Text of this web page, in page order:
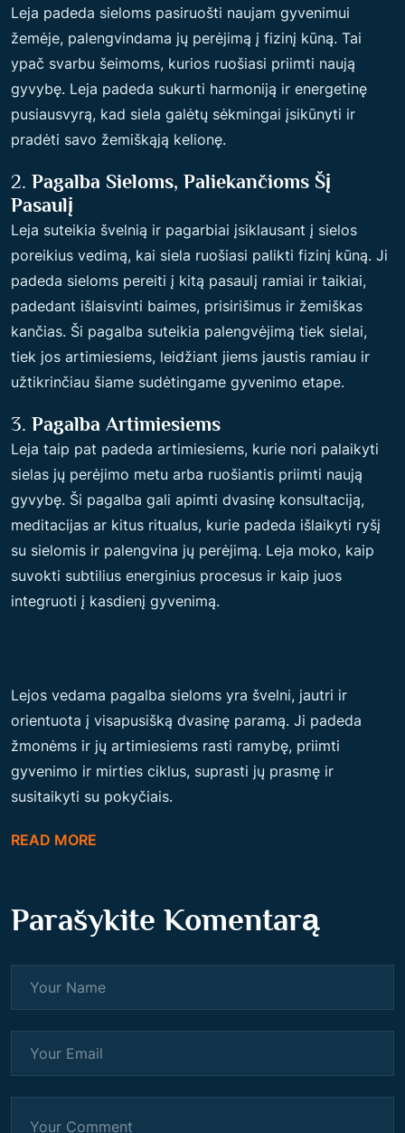
Leja padeda sieloms pasiruošti naujam gyvenimui
žemėje, palengvindama jų perėjimą į fizinį kūną. Tai
ypač svarbu šeimoms, kurios ruošiasi priimti naują
gyvybę. Leja padeda sukurti harmoniją ir energetinę
pusiausvyrą, kad siela galėtų sėkmingai įsikūnyti ir
pradėti savo žemiškąją kelionę.
2. Pagalba Sieloms, Paliekančioms Šį
Pasaulį
Leja suteikia švelnią ir pagarbiai įsiklausant į sielos
poreikius vedimą, kai siela ruošiasi palikti fizinį kūną. Ji
padeda sieloms pereiti į kitą pasaulį ramiai ir taikiai,
padedant išlaisvinti baimes, prisirišimus ir žemiškas
kančias. Ši pagalba suteikia palengvėjimą tiek sielai,
tiek jos artimiesiems, leidžiant jiems jaustis ramiau ir
užtikrinčiau šiame sudėtingame gyvenimo etape.
3. Pagalba Artimiesiems
Leja taip pat padeda artimiesiems, kurie nori palaikyti
sielas jų perėjimo metu arba ruošiantis priimti naują
gyvybę. Ši pagalba gali apimti dvasinę konsultaciją,
meditacijas ar kitus ritualus, kurie padeda išlaikyti ryšį
su sielomis ir palengvina jų perėjimą. Leja moko, kaip
suvokti subtilius energinius procesus ir kaip juos
integruoti į kasdienį gyvenimą.
Lejos vedama pagalba sieloms yra švelni, jautri ir
orientuota į visapusišką dvasinę paramą. Ji padeda
žmonėms ir jų artimiesiems rasti ramybę, priimti
gyvenimo ir mirties ciklus, suprasti jų prasmę ir
susitaikyti su pokyčiais.
READ MORE
Parašykite Komentarą